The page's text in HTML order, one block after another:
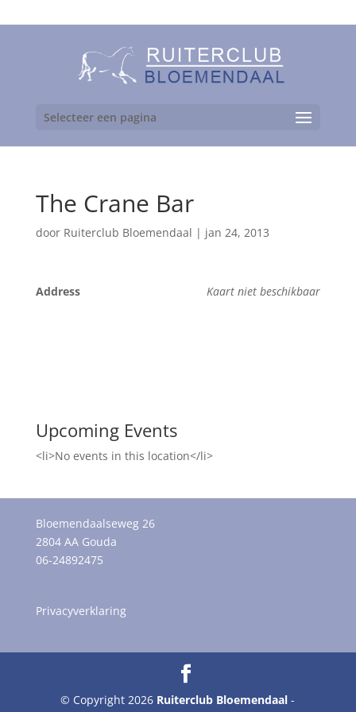
Selecteer een pagina
The Crane Bar
door Ruiterclub Bloemendaal | jan 24, 2013
Kaart niet beschikbaar
Address
Upcoming Events
<li>No events in this location</li>
Bloemendaalseweg 26
2804 AA Gouda
06-24892475
Privacyverklaring
© Copyright 2026 Ruiterclub Bloemendaal -